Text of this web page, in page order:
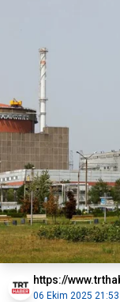
https://
06 Ekim 2025 21:53